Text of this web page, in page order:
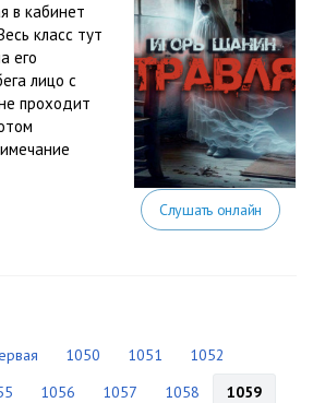
в кабинет
класс тут
его
лицо с
проходит
Слушать онлайн
1050 1051
1052
1056 1057 1058
1059